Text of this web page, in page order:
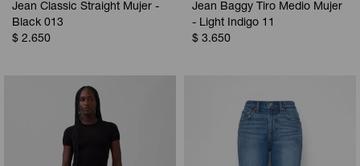
Jean Classic Straight Mujer -
Black 013
$ 2.650
Jean Baggy Tiro Medio Mujer
- Light Indigo 11
$ 3.650